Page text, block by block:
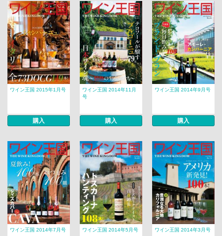
ワイン王国 2015年1月号
購入
ワイン王国 2014年11月
号
購入
ワイン王国 2014年9月号
購入
ワイン王国 2014年7月号 ワイン王国 2014年5月号 ワイン王国 2014年3月号